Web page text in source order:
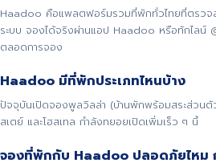
Haadoo คือแพลตฟอร์มรวมที่พักทั่วไทยที่ตรวจ
ระบบ จองได้จริงผ่านแอป Haadoo หรือทักไลน์
ตลอดการจอง
Haadoo มีที่พักประเภทไหนบ้าง
ปัจจุบันเปิดจองพูลวิลล่า (บ้านพักพร้อมสระส่วน
สเตย์ และโฮสเทล กำลังทยอยเปิดเพิ่มเร็ว ๆ นี้
จองที่พักกับ Haadoo ปลอดภัยไหม